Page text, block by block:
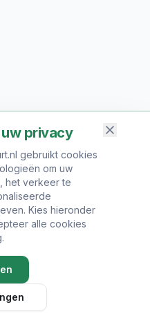
contact op om uw praktijk
voorbehouden.
• Sitemap
privacy
gebruikt cookies
om uw
het verkeer te
Kies hieronder
alle cookies